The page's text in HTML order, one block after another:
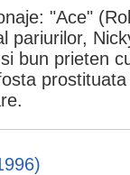
"Ace"
pariurilor,
bun prieten